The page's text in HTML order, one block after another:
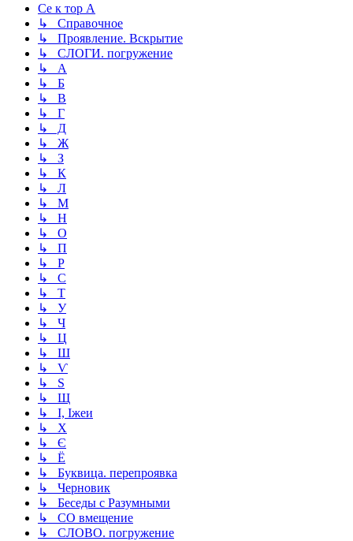
Се к тор А
↳ Справочное
↳ Проявление. Вскрытие
↳ СЛОГИ. погружение
↳ А
↳ Б
↳ В
↳ Г
↳ Д
↳ Ж
↳ З
↳ К
↳ Л
↳ М
↳ Н
↳ О
↳ П
↳ Р
↳ С
↳ Т
↳ У
↳ Ч
↳ Ц
↳ Ш
↳ Ѵ
↳ Ѕ
↳ Щ
↳ І, Іжеи
↳ Х
↳ Є
↳ Ё
↳ Буквица. перепроявка
↳ Черновик
↳ Беседы с Разумными
↳ СО вмещение
↳ СЛОВО. погружение